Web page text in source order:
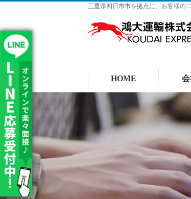
三重県四日市市を拠点に、お客様の
HOME